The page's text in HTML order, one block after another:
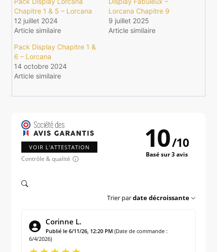
Chapitre 1 & 5 – Lorcana
12 juillet 2024
Article similaire
Lorcana Chapitre 9
9 juillet 2025
Article similaire
Pack Display Chapitre 1 &
6 – Lorcana
14 octobre 2024
Article similaire
VOIR L'ATTESTATION
Contrôle & qualité
10/10
Basé sur 3 avis
Trier pardate décroissante
Corinne L.
Publié le 6/11/26, 12:20 PM (Date de commande :
6/4/2026)